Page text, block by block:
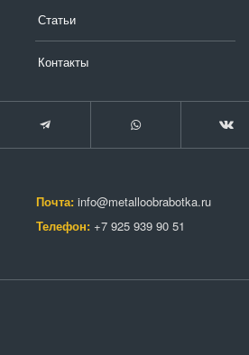
Статьи
Контакты
Почта: info@metalloobrabotka.ru
Телефон: +7 925 939 90 51